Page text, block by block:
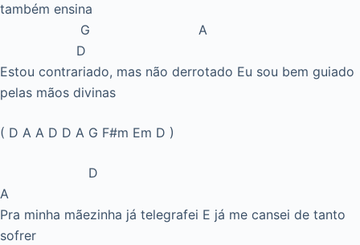
também ensina
G A
D
Estou contrariado, mas não derrotado Eu sou bem guiado
pelas mãos divinas
( D A A D D A G F#m Em D )
D
A
Pra minha mãezinha já telegrafei E já me cansei de tanto
sofrer